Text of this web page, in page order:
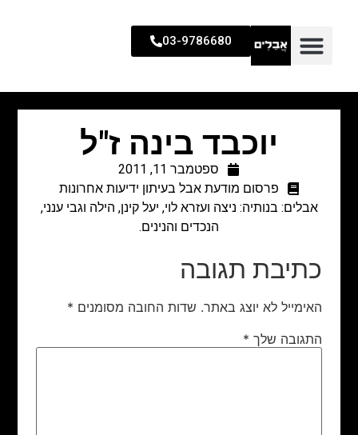
03-9786680
יוכבד בינה ז"ל
ספטמבר 11, 2011
פרסום מודעת אבל בעיתון ידיעות אחרונות
אבלים: בנותיה: ניצה ועזרא לוי, יעל קינן, הילה וגבי ענני,
הנכדים והנינים.
כתיבת תגובה
האימייל לא יוצג באתר. שדות החובה מסומנים *
התגובה שלך *